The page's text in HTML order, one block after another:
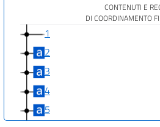
CONTENUTI E
DI COORDINAMENTO
1
2
3
4
5